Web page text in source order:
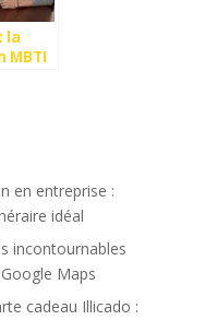
la
MBTI
en entreprise :
idéal
incontournables
Maps
cadeau Illicado :